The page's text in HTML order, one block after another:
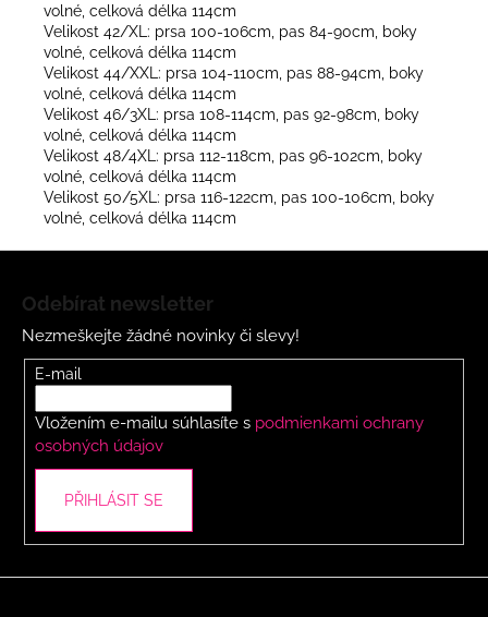
volné, celková délka 114cm
Velikost 42/XL: prsa 100-106cm, pas 84-90cm, boky
volné, celková délka 114cm
Velikost 44/XXL: prsa 104-110cm, pas 88-94cm, boky
volné, celková délka 114cm
Velikost 46/3XL: prsa 108-114cm, pas 92-98cm, boky
volné, celková délka 114cm
Velikost 48/4XL: prsa 112-118cm, pas 96-102cm, boky
volné, celková délka 114cm
Velikost 50/5XL: prsa 116-122cm, pas 100-106cm, boky
volné, celková délka 114cm
Odebírat newsletter
Nezmeškejte žádné novinky či slevy!
E-mail
Vložením e-mailu súhlasíte s podmienkami ochrany
osobných údajov
PŘIHLÁSIT SE